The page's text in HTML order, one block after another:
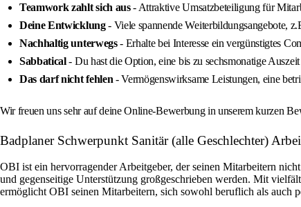
Teamwork zahlt sich aus- Attraktive Umsatzbeteiligung für
Deine Entwicklung- Viele spannende Weiterbildungsangebote,
Nachhaltig unterwegs- Erhalte bei Interesse ein vergünstigtes
Sabbatical- Du hast die Option, eine bis zu sechsmonatige
Das darf nicht fehlen - Vermögenswirksame Leistungen, eine
Wir freuen uns sehr auf deine Online-Bewerbung in unserem kurzen
Badplaner Schwerpunkt Sanitär (alle Geschlechter)
OBI ist ein hervorragender Arbeitgeber, der seinen Mitarbeitern
und gegenseitige Unterstützung großgeschrieben werden. Mit
ermöglicht OBI seinen Mitarbeitern, sich sowohl beruflich als auch